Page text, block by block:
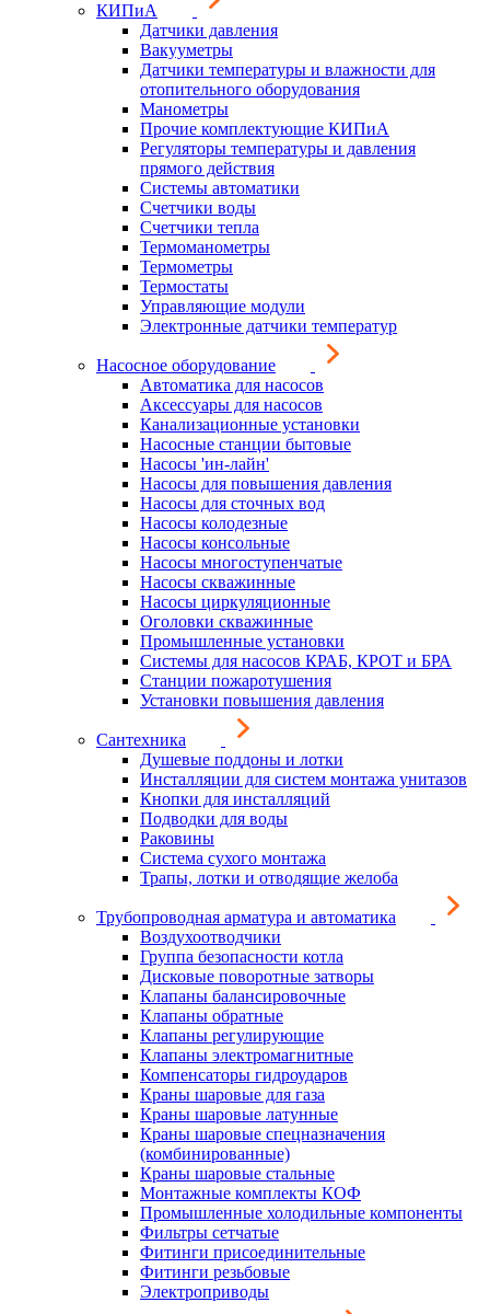
КИПиА
Датчики давления
Вакууметры
Датчики температуры и влажности для
отопительного оборудования
Манометры
Прочие комплектующие КИПиА
Регуляторы температуры и давления
прямого действия
Системы автоматики
Счетчики воды
Счетчики тепла
Термоманометры
Термометры
Термостаты
Управляющие модули
Электронные датчики температур
Насосное оборудование
Автоматика для насосов
Аксессуары для насосов
Канализационные установки
Насосные станции бытовые
Насосы 'ин-лайн'
Насосы для повышения давления
Насосы для сточных вод
Насосы колодезные
Насосы консольные
Насосы многоступенчатые
Насосы скважинные
Насосы циркуляционные
Оголовки скважинные
Промышленные установки
Системы для насосов КРАБ, КРОТ и БРА
Станции пожаротушения
Установки повышения давления
Сантехника
Душевые поддоны и лотки
Инсталляции для систем монтажа унитазов
Кнопки для инсталляций
Подводки для воды
Раковины
Система сухого монтажа
Трапы, лотки и отводящие желоба
Трубопроводная арматура и автоматика
Воздухоотводчики
Группа безопасности котла
Дисковые поворотные затворы
Клапаны балансировочные
Клапаны обратные
Клапаны регулирующие
Клапаны электромагнитные
Компенсаторы гидроударов
Краны шаровые для газа
Краны шаровые латунные
Краны шаровые спецназначения
(комбинированные)
Краны шаровые стальные
Монтажные комплекты КОФ
Промышленные холодильные компоненты
Фильтры сетчатые
Фитинги присоединительные
Фитинги резьбовые
Электроприводы